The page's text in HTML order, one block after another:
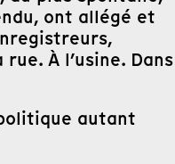
ont allégé et
À l’usine. Dans
autant